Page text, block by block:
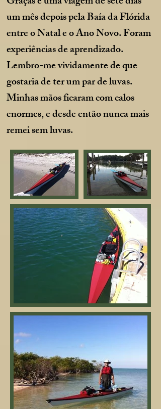
um mês depois pela Baía da Flórida
entre o Natal e o Ano Novo. Foram
experiências de aprendizado.
Lembro-me vividamente de que
gostaria de ter um par de luvas.
Minhas mãos ficaram com calos
enormes, e desde então nunca mais
remei sem luvas.